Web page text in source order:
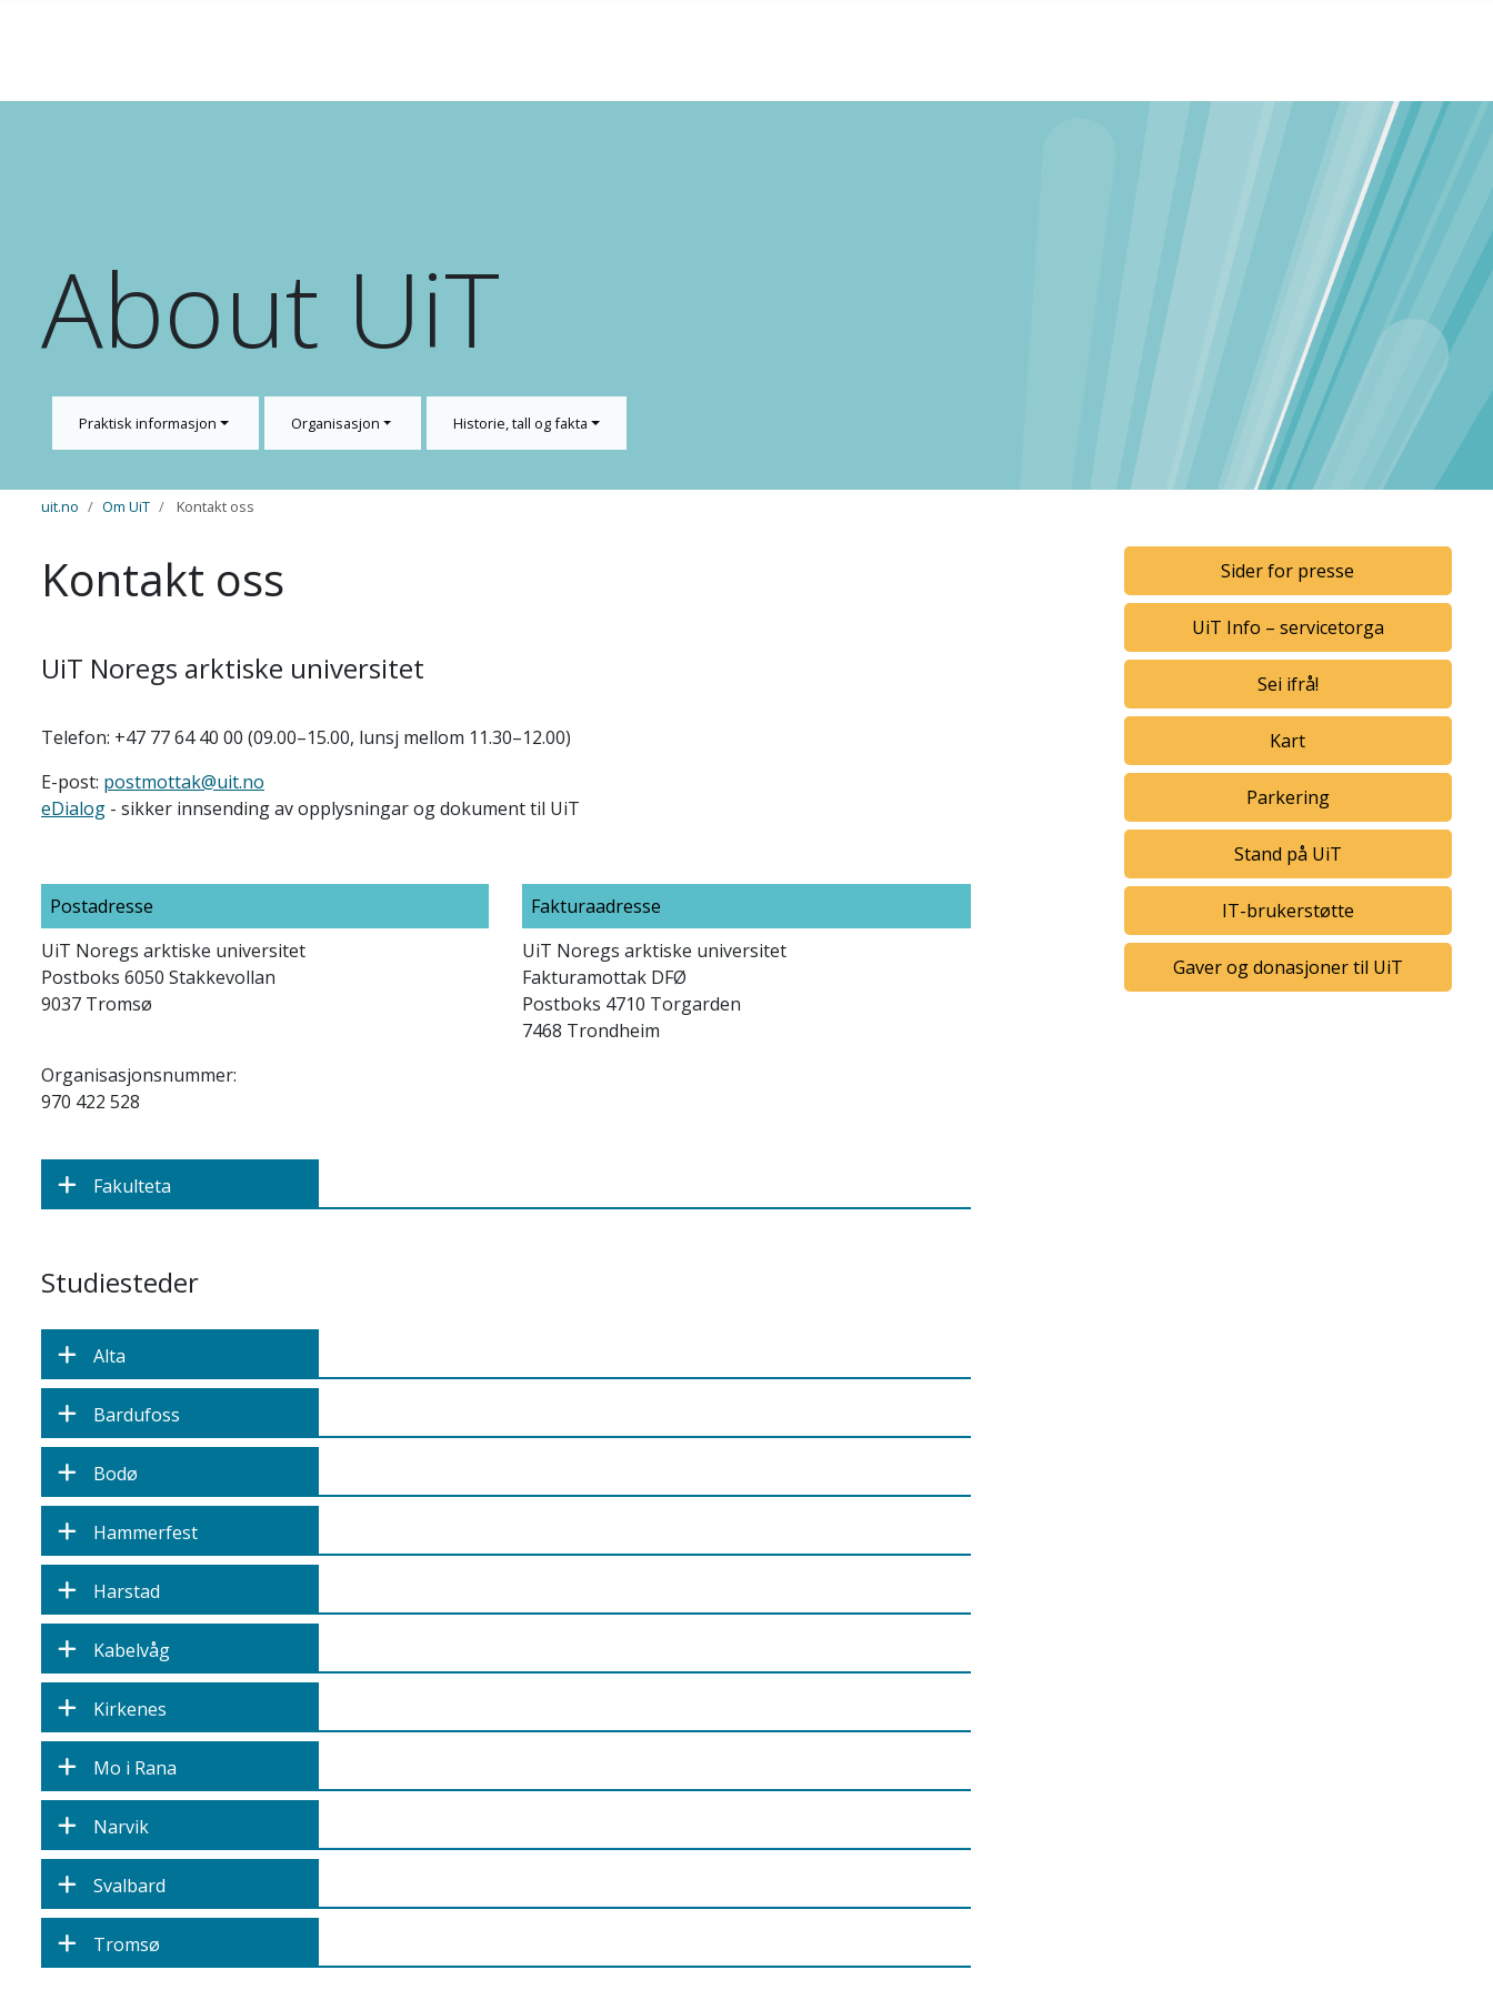
About UiT
Praktisk informasjon Organisasjon Historie, tall og fakta
uit.no Om UiT Kontakt oss
Kontakt oss
UiT Noregs arktiske universitet
Telefon: +47 77 64 40 00 (09.00–15.00, lunsj mellom 11.30–12.00)
E-post: postmottak@uit.no
eDialog - sikker innsending av opplysningar og dokument til UiT
Postadresse
UiT Noregs arktiske universitet
Postboks 6050 Stakkevollan
9037 Tromsø
Fakturaadresse
UiT Noregs arktiske universitet
Fakturamottak DFØ
Postboks 4710 Torgarden
7468 Trondheim
Organisasjonsnummer:
970 422 528
Fakulteta
Studiesteder
Alta
Bardufoss
Bodø
Hammerfest
Harstad
Kabelvåg
Kirkenes
Mo i Rana
Narvik
Svalbard
Tromsø
Sider for presse
UiT Info – servicetorga
Sei ifrå!
Kart
Parkering
Stand på UiT
IT-brukerstøtte
Gaver og donasjoner til UiT